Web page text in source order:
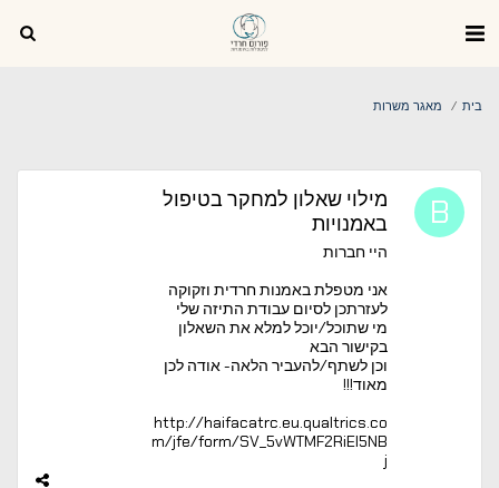
בית מאגר משרות
מילוי שאלון למחקר בטיפול
באמנויות
היי חברות
אני מטפלת באמנות חרדית וזקוקה
לעזרתכן לסיום עבודת התיזה שלי
מי שתוכל/יוכל למלא את השאלון
בקישור הבא
וכן לשתף/להעביר הלאה- אודה לכן
מאוד!!!
http://haifacatrc.eu.qualtrics.co
m/jfe/form/SV_5vWTMF2RiEl5NB
j